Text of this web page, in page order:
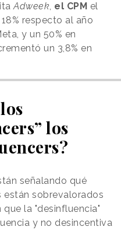
Adweek, el CPM el
respecto al año
y un 50% en
un 3,8% en
los
señalando qué
sobrevalorados
la "desinfluencia"
y no desincentiva